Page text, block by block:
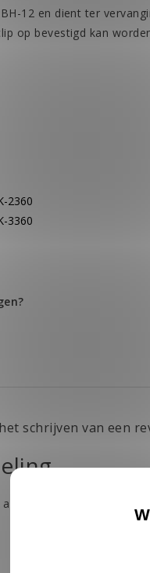
12 en dient ter
op bevestigd kan
2360
3360
schrijven van een
sterren)